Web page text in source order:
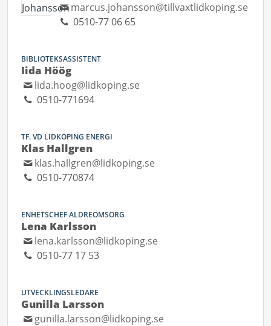
marcus.johansson@tillvaxtlidkoping.se
0510-77 06 65
BIBLIOTEKSASSISTENT
Iida Höög
lida.hoog@lidkoping.se
0510-771694
TF. VD LIDKÖPING ENERGI
Klas Hallgren
klas.hallgren@lidkoping.se
0510-770874
ENHETSCHEF ÄLDREOMSORG
Lena Karlsson
lena.karlsson@lidkoping.se
0510-77 17 53
UTVECKLINGSLEDARE
Gunilla Larsson
gunilla.larsson@lidkoping.se